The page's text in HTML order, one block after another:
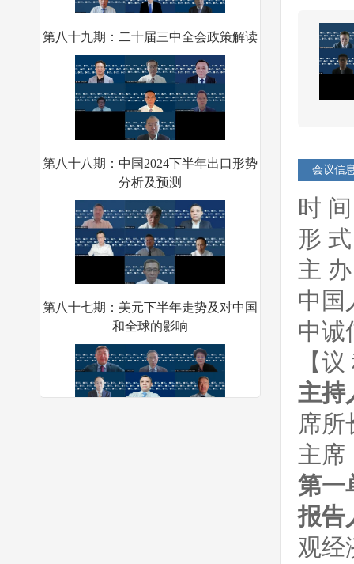
分析及预测
和全球的影响
会议信
时
形
主
中国
中诚
【
主持
席所
主席
第一
报告
观经